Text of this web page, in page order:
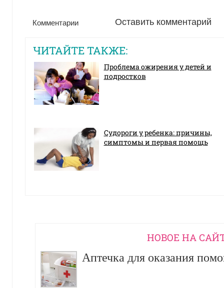
Комментарии Оставить комментарий
ЧИТАЙТЕ ТАКЖЕ:
Проблема ожирения у детей и
подростков
Судороги у ребенка: причины,
симптомы и первая помощь
НОВОЕ НА
Аптечка для оказания